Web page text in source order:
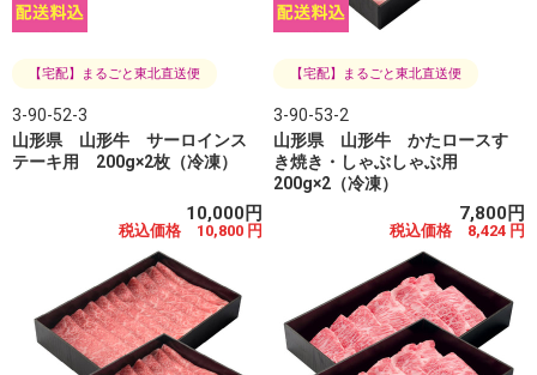
【宅配】まるごと東北直送便
3-90-52-3
山形県 山形牛 サーロインス
テーキ用 200g×2枚（冷凍）
10,000円
税込価格 10,800 円
【宅配】まるごと東北直送便
3-90-53-2
山形県 山形牛 かたロースす
き焼き・しゃぶしゃぶ用
200g×2（冷凍）
7,800円
税込価格 8,424 円